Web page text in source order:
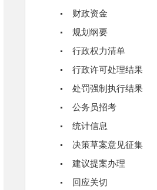
财政资金
规划纲要
行政权力清单
行政许可处理结果
处罚强制执行结果
公务员招考
统计信息
决策草案意见征集
建议提案办理
回应关切